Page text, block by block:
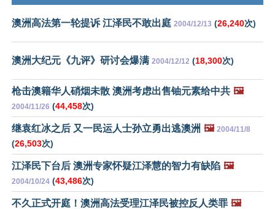
澳洲高法第一轮提诉 江泽民不敢出庭 2004/12/13 (26,240次)
澳洲大纪元《九评》研讨会爆满 2004/12/12 (18,300次)
枪击澳籍华人硝烟未散 澳洲考虑出售铀元素给中共 🖼️
2004/11/26 (44,458次)
继袁红冰之后 又一民运人士孙立勇出逃澳洲 🖼️ 2004/11/8
(26,503次)
江泽民下台后 澳洲专家怀疑江泽慧的智力有缺陷 🖼️
2004/10/24 (43,486次)
不久正式开庭！澳洲高法受理江泽民被控反人类罪 🖼️